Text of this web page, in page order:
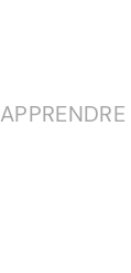
APPRENDRE